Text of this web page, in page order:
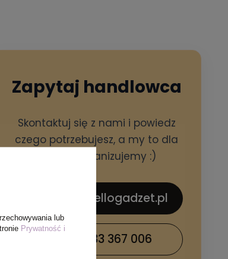
Zapytaj handlowca
Skontaktuj się z nami i powiedz
czego potrzebujesz, a my to dla
Ciebie zorganizujemy :)
sklep@hellogadzet.pl
+48 733 367 006
lub
Prywatność i